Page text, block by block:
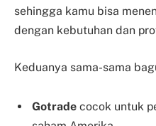
sehingga kamu bisa
dengan kebutuhan dan
Keduanya sama-sama
Gotrade cocok untuk